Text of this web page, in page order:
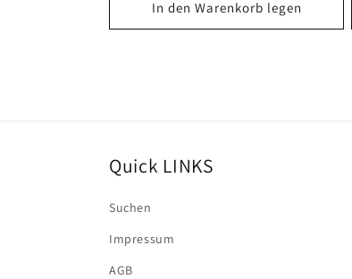
In den Warenkorb legen
Quick LINKS
Suchen
Impressum
AGB